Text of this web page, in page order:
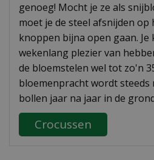
genoeg! Mocht je ze als
moet je de steel afsnijden op
knoppen bijna open gaan.
wekenlang plezier van
de bloemstelen wel tot zo'n
bloemenpracht wordt steeds
bollen jaar na jaar in de
Crocussen